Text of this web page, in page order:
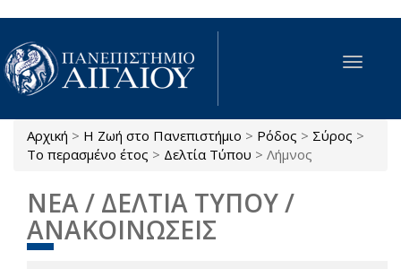
Παράκαμψη προς το κυρίως περιεχόμενο
Toggle
Είστε εδώ
Αρχική > Η Ζωή στο Πανεπιστήμιο > Ρόδος > Σύρος >
Το περασμένο έτος > Δελτία Τύπου > Λήμνος
ΝΕΑ / ΔΕΛΤΙΑ ΤΥΠΟΥ /
ΑΝΑΚΟΙΝΩΣΕΙΣ